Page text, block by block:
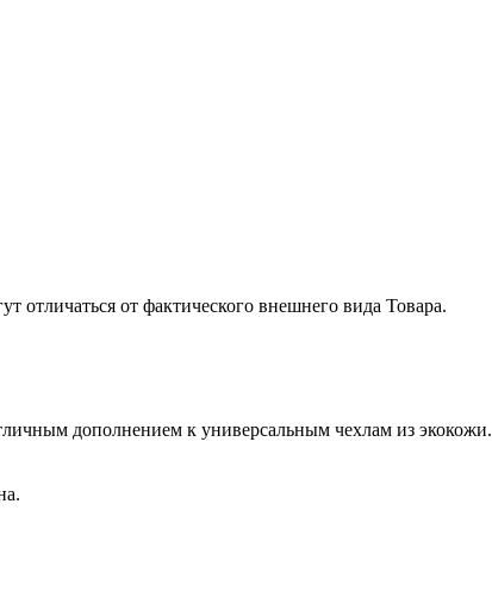
от фактического внешнего вида Товара.
дополнением к универсальным чехлам из экокожи.